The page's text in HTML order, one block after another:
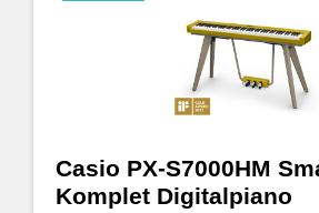
Casio PX-S7000HM
Komplet Digitalpiano